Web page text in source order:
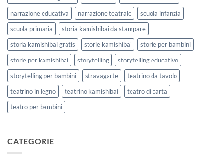
narrazione educativa
narrazione teatrale
scuola infanzia
scuola primaria
storia kamishibai da stampare
storia kamishibai gratis
storie kamishibai
storie per bambini
storie per kamishibai
storytelling
storytelling educativo
storytelling per bambini
stravagarte
teatrino da tavolo
teatrino in legno
teatrino kamishibai
teatro di carta
teatro per bambini
CATEGORIE